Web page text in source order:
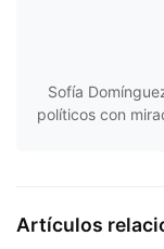
Sofía
políticos con
Artículos